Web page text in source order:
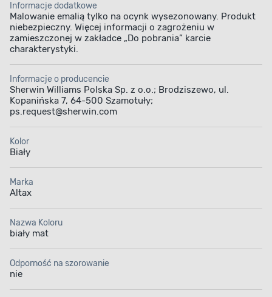
DUŻA PRZYCZEPNOŚĆ DO MALOWANYCH
Informacje dodatkowe
Malowanie emalią tylko na ocynk wysezonowany. Produkt
niebezpieczny. Więcej informacji o zagrożeniu w
zamieszczonej w zakładce „Do pobrania” karcie
charakterystyki.
Informacje o producencie
Sherwin Williams Polska Sp. z o.o.; Brodziszewo, ul.
Kopanińska 7, 64-500 Szamotuły;
ps.request@sherwin.com
Kolor
Biały
Marka
Altax
Nazwa Koloru
biały mat
Odporność na szorowanie
nie